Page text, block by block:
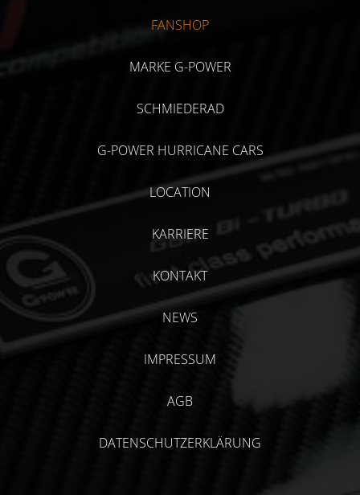
FANSHOP
MARKE G-POWER
SCHMIEDERAD
G-POWER HURRICANE CARS
LOCATION
KARRIERE
KONTAKT
NEWS
IMPRESSUM
AGB
DATENSCHUTZERKLÄRUNG